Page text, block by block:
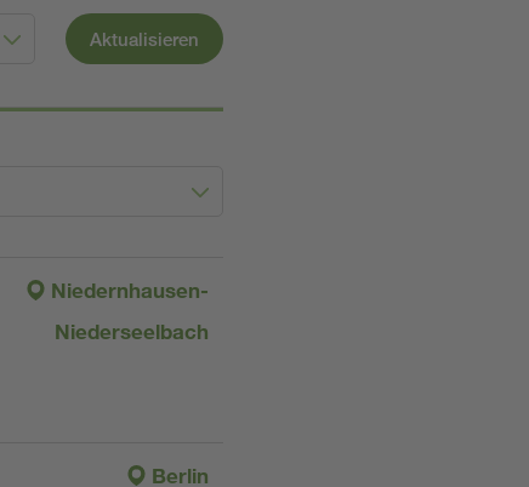
Aktualisieren
Niedernhausen-
Niederseelbach
Berlin